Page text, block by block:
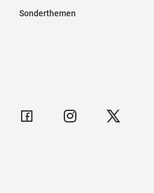
Sonderthemen